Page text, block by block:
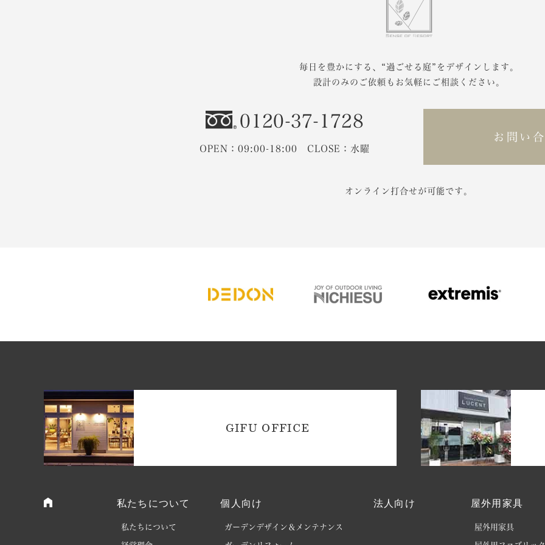
毎日を豊かにする、
“過ごせる庭”をデザインします。
設計のみのご依頼もお気軽にご相談ください。
0120-37-1728
OPEN：09:00-18:00 CLOSE：水曜
お問い
オンライン打合せが可能です。
GIFU OFFICE
私たちについて
私たちについて
個人向け
ガーデンデザイン＆メンテナンス
法人向け 屋外用家具
屋外用家具